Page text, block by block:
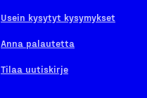
Usein kysytyt kysymykset
Anna palautetta
Tilaa uutiskirje